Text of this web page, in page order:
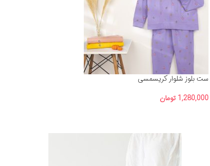
ست بلوز شلوار کریسمسی
1,280,000 تومان